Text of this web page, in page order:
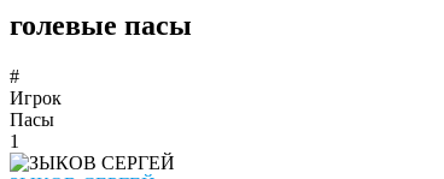
голевые пасы
#
Игрок
Пасы
1